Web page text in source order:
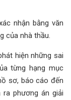
nhận bằng văn
của nhà thầu.
hiện những sai
từng hạng mục
sơ, báo cáo đến
phương án giải